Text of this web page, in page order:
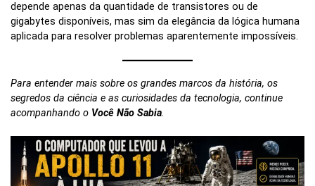
depende apenas da quantidade de transistores ou de
gigabytes disponíveis, mas sim da elegância da lógica humana
aplicada para resolver problemas aparentemente impossíveis.
Para entender mais sobre os grandes marcos da história, os
segredos da ciência e as curiosidades da tecnologia, continue
acompanhando o Você Não Sabia.